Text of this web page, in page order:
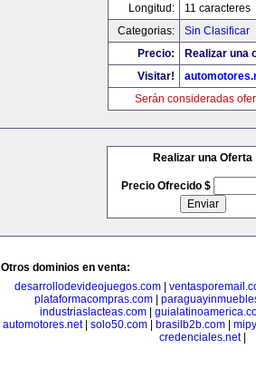
Longitud:
11 caracteres
Categorias:
Sin Clasificar
Precio:
Realizar una
Visitar!
Serán consideradas
Realizar una Oferta
Precio Ofrecido $
Otros dominios en venta:
desarrollodevideojuegos.com
plataformacompras.com
industriaslacteas.com
automotores.net| solo50.com brasilb2b.com
credenciales.net|